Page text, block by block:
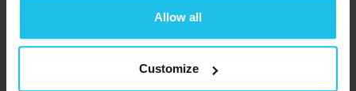
Allow all
Customize
el bienestar y beneficio humano